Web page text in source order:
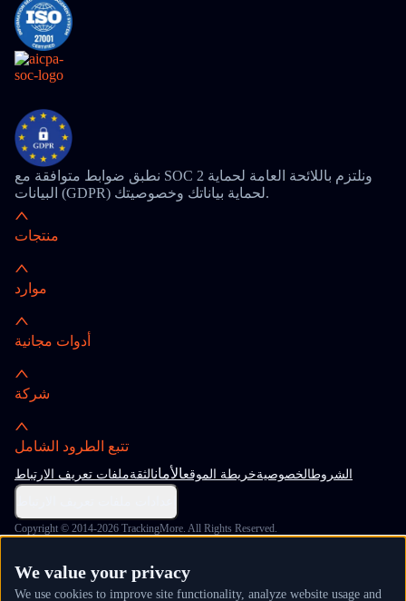
نطبق ضوابط متوافقة مع SOC 2 ونلتزم باللائحة العامة لحماية
البيانات (GDPR) لحماية بياناتك وخصوصيتك.
منتجات
موارد
أدوات مجانية
شركة
تتبع الطرود الشامل
الشروطالخصوصيةخريطة الموقعالأمانالثقةملفات تعريف الارتباط
Copyright © 2014-2026 TrackingMore. All Rights Reserved.
We value your privacy
We use cookies to improve site functionality, analyze website usage and